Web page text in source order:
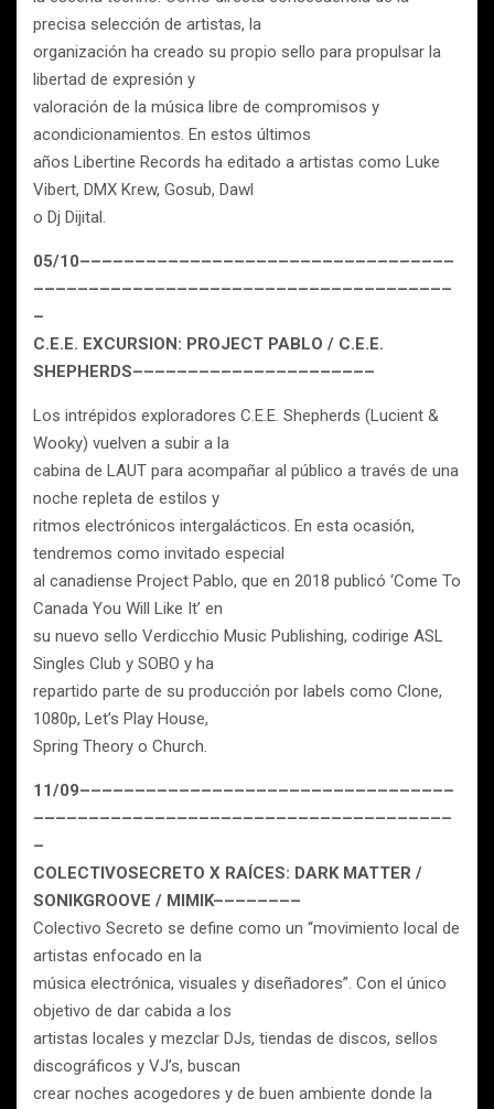
precisa selección de artistas, la
organización ha creado su propio sello para propulsar la
libertad de expresión y
valoración de la música libre de compromisos y
acondicionamientos. En estos últimos
años Libertine Records ha editado a artistas como Luke
Vibert, DMX Krew, Gosub, Dawl
o Dj Dijital.
05/10––––––––––––––––––––––––––––––––––
––––––––––––––––––––––––––––––––––––––
–
C.E.E. EXCURSION: PROJECT PABLO / C.E.E.
SHEPHERDS––––––––––––––––––––––
Los intrépidos exploradores C.E.E. Shepherds (Lucient &
Wooky) vuelven a subir a la
cabina de LAUT para acompañar al público a través de una
noche repleta de estilos y
ritmos electrónicos intergalácticos. En esta ocasión,
tendremos como invitado especial
al canadiense Project Pablo, que en 2018 publicó ‘Come To
Canada You Will Like It’ en
su nuevo sello Verdicchio Music Publishing, codirige ASL
Singles Club y SOBO y ha
repartido parte de su producción por labels como Clone,
1080p, Let’s Play House,
Spring Theory o Church.
11/09––––––––––––––––––––––––––––––––––
––––––––––––––––––––––––––––––––––––––
–
COLECTIVOSECRETO X RAÍCES: DARK MATTER /
SONIKGROOVE / MIMIK––––––––
Colectivo Secreto se define como un “movimiento local de
artistas enfocado en la
música electrónica, visuales y diseñadores”. Con el único
objetivo de dar cabida a los
artistas locales y mezclar DJs, tiendas de discos, sellos
discográficos y VJ’s, buscan
crear noches acogedores y de buen ambiente donde la